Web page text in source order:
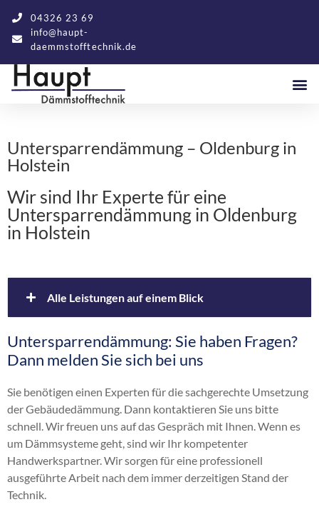
04326 23 69
info@haupt-
daemmstofftechnik.de
Untersparrendämmung – Oldenburg in
Holstein
Wir sind Ihr Experte für eine
Untersparrendämmung in Oldenburg
in Holstein
Alle Leistungen auf einem Blick
Altbaudämmung
Brandschutz Einblasdämmung
Dachdämmung
Dachschrägendämmung
Dämmung
Einblasdämmung
Einblasen
energetische Sanierung
Flachdachdämmung
Untersparrendämmung: Sie haben Fragen?
Dann melden Sie sich bei uns
Sie benötigen einen Experten für die sachgerechte Umsetzung
der Gebäudedämmung. Dann kontaktieren Sie uns bitte
schnell. Wir freuen uns auf das Gespräch mit Ihnen. Wenn es
um Dämmsysteme geht, sind wir Ihr kompetenter
Handwerkspartner. Wir sorgen für eine professionell
ausgeführte Arbeit nach dem immer derzeitigen Stand der
Technik.